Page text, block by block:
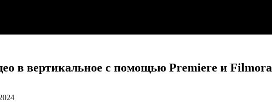
в вертикальное с помощью Premiere и Filmora